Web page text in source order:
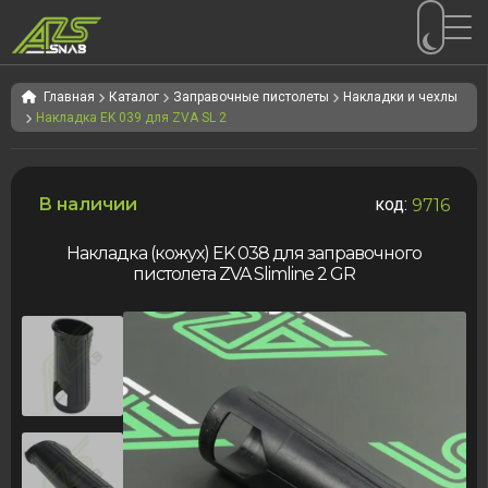
Перейти
к
навигации
Перейти
к
содержимому
Главная Каталог Заправочные пистолеты
Накладки и чехлы
Накладка EK 039 для ZVA SL 2
В наличии код: 9716
Накладка (кожух) EK 038 для заправочного
пистолета ZVA Slimline 2 GR